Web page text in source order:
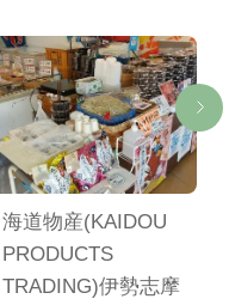
海道物産(KAIDOU
PRODUCTS
TRADING)伊勢志摩